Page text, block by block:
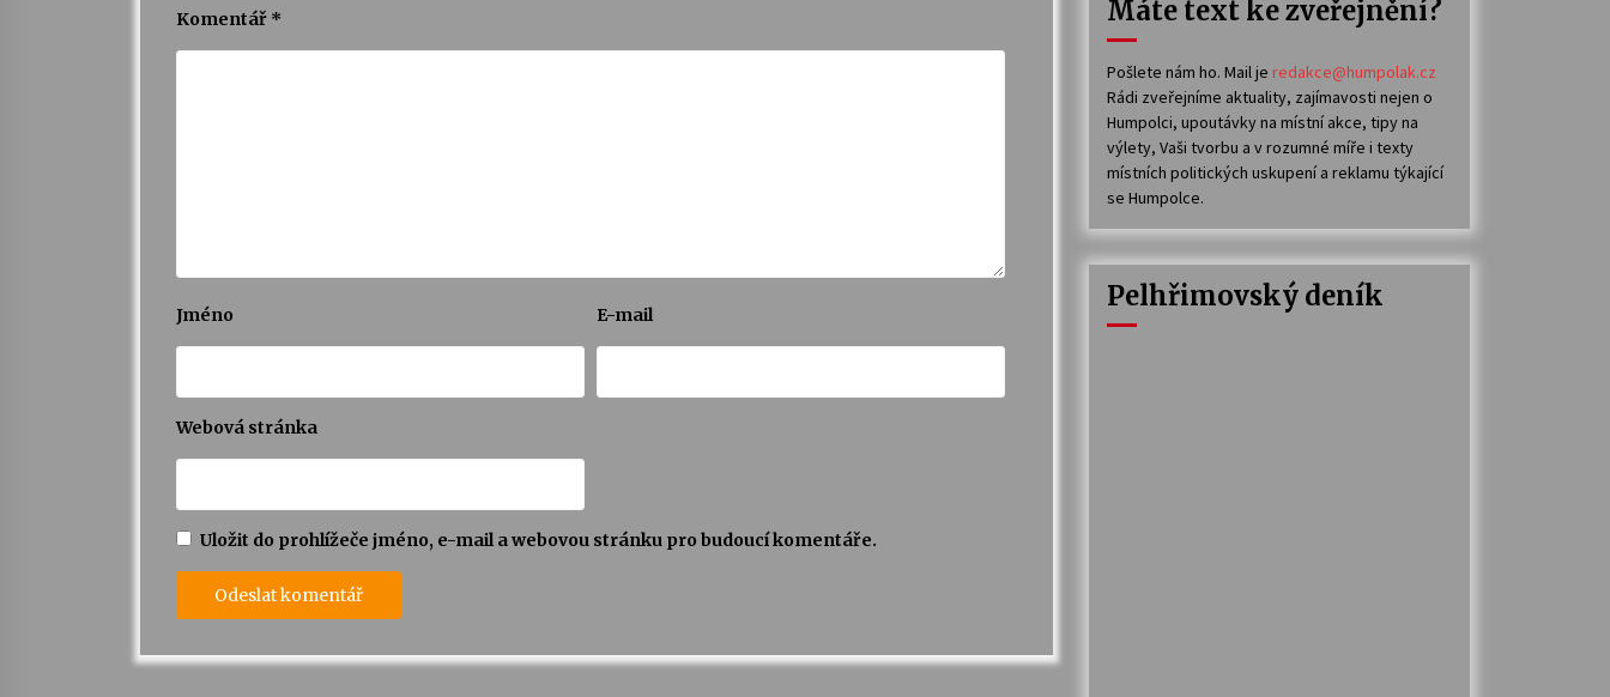
Komentář *
Jméno E-mail
Webová stránka
Uložit do prohlížeče jméno, e-mail a webovou stránku pro budoucí komentáře.
Máte text ke zveřejnění?
Pošlete nám ho. Mail je redakce@humpolak.cz
Rádi zveřejníme aktuality, zajímavosti nejen o
Humpolci, upoutávky na místní akce, tipy na
výlety, Vaši tvorbu a v rozumné míře i texty
místních politických uskupení a reklamu týkající
se Humpolce.
Pelhřimovský deník